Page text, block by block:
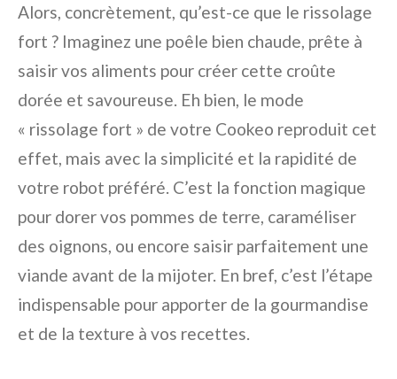
Alors, concrètement, qu’est-ce que le rissolage
fort ? Imaginez une poêle bien chaude, prête à
saisir vos aliments pour créer cette croûte
dorée et savoureuse. Eh bien, le mode
« rissolage fort » de votre Cookeo reproduit cet
effet, mais avec la simplicité et la rapidité de
votre robot préféré. C’est la fonction magique
pour dorer vos pommes de terre, caraméliser
des oignons, ou encore saisir parfaitement une
viande avant de la mijoter. En bref, c’est l’étape
indispensable pour apporter de la gourmandise
et de la texture à vos recettes.